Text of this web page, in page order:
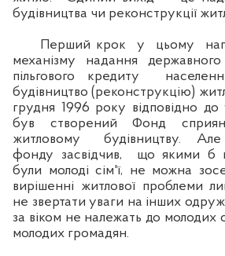
будівництва чи реконструкції
Перший крок у цьому
механізму надання державного
пільгового кредиту
будівництво (реконструкцію)
грудня 1996 року відповідно
був створений Фонд
житловому будівництву.
фонду засвідчив, що якими б
були молоді сім'ї, не можна
вирішенні житлової проблеми
не звертати уваги на інших
за віком не належать до молодих
молодих громадян.